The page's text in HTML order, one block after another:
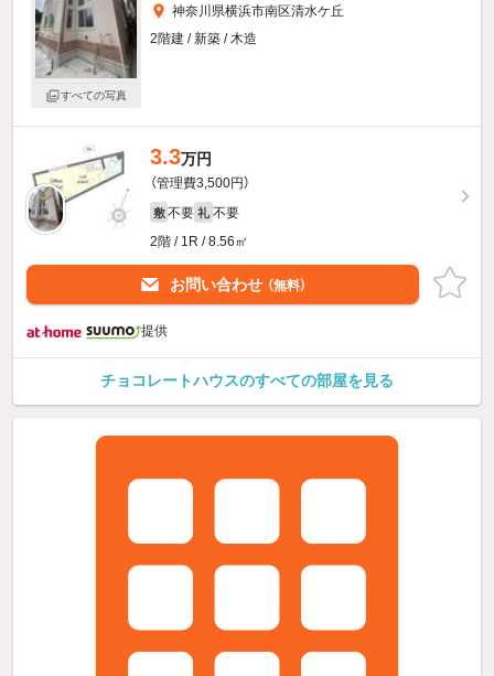
すべての写真
神奈川県横浜市南区清水ケ丘
2階建 / 新築 / 木造
3.3万円
（管理費3,500円）
敷 不要 礼 不要
2階 / 1R / 8.56㎡
お問い合わせ （無料）
提供
チョコレートハウスのすべての部屋を見る